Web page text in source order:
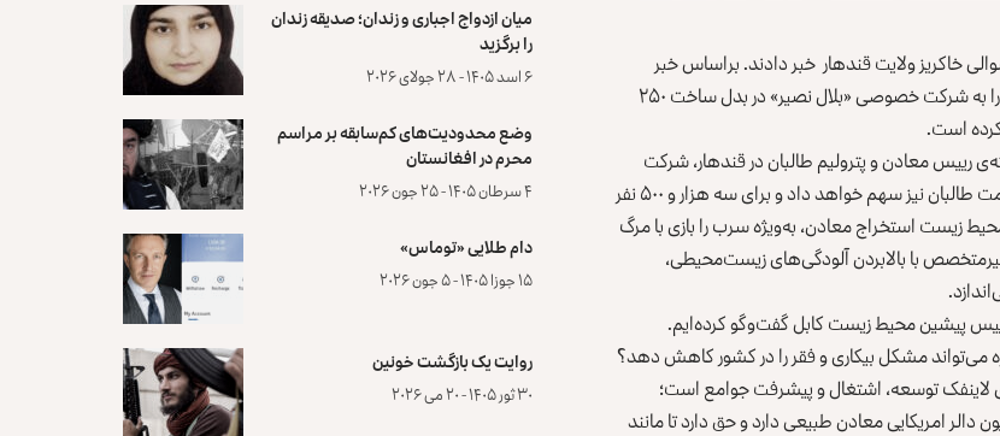
خاکريز ولایت قندهار خبر دادند. براساس خبر
منتشرشده، وزارت معادن و پترولیم حکومت سرپرست طالبان این معدن را به شرکت خصوصی «بلال نصیر» در بدل ساخت ۲۵۰
است.
است. بنابر گفته‌ی رییس معادن و پترولیم طالبان در قندهار، شرکت
مذکور در کنار ساخت جاده از هر تُن جست و سرب، ۱۵ تا ۱۷ درصد به حکومت طالبان نیز سهم خواهد داد و برای سه هزار و ۵۰۰ نفر
‌زیست استخراج معادن، به‌ویژه سرب را بازی با مرگ
با بالابردن آلودگی‌های زیست‌محیطی،
پیشین محیط‌ زیست کابل گفت‌وگو کرده‌ایم.
می‌تواند مشکل بیکاری و فقر را در کشور کاهش دهد؟
لاینفک توسعه، اشتغال و پیشرفت جوامع است؛
امریکایی معادن طبیعی دارد و حق دارد تا مانند
میان ازدواج اجباری و زندان؛ صدیقه زندان
را برگزید
۶ اسد ۱۴۰۵ - ۲۸ جولای ۲۰۲۶
وضع محدودیت‌های کم‌سابقه بر مراسم
محرم در افغانستان
۴ سرطان ۱۴۰۵ - ۲۵ جون ۲۰۲۶
دام طلایی «توماس»
۱۵ جوزا ۱۴۰۵ - ۵ جون ۲۰۲۶
روایت یک بازگشت خونین
۳۰ ثور ۱۴۰۵ - ۲۰ می ۲۰۲۶